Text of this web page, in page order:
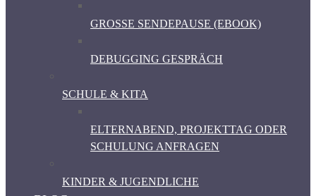
GROSSE SENDEPAUSE (EBOOK)
DEBUGGING GESPRÄCH
SCHULE & KITA
ELTERNABEND, PROJEKTTAG ODER
SCHULUNG ANFRAGEN
KINDER & JUGENDLICHE